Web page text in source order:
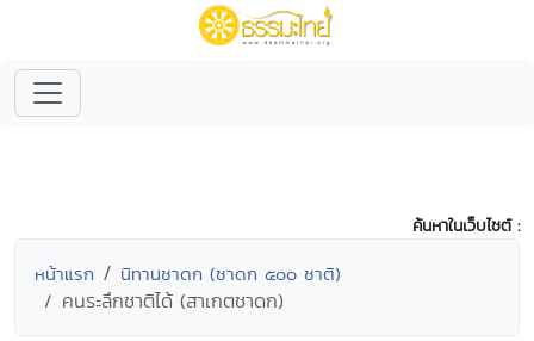
ค้นหาในเว็บไซต์ :
หน้าแรก นิทานชาดก (ชาดก ๕๐๐ ชาติ)
คนระลึกชาติได้ (สาเกตชาดก)